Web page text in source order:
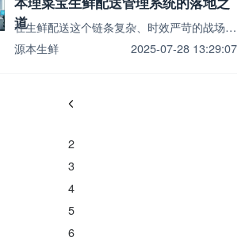
道
在生鲜配送这个链条复杂、时效严苛的战场，一套功能强大的SAAS系统固然是利器，但能否真正嵌入企业血脉...
源本生鲜
2025-07-28 13:29:07
2
3
4
5
6